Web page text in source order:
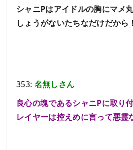
シャニPはアイドルの胸にマメ
しょうがないたちなだけだから！
353: 名無しさん
良心の塊であるシャニPに取り
レイヤーは控えめに言って悪霊